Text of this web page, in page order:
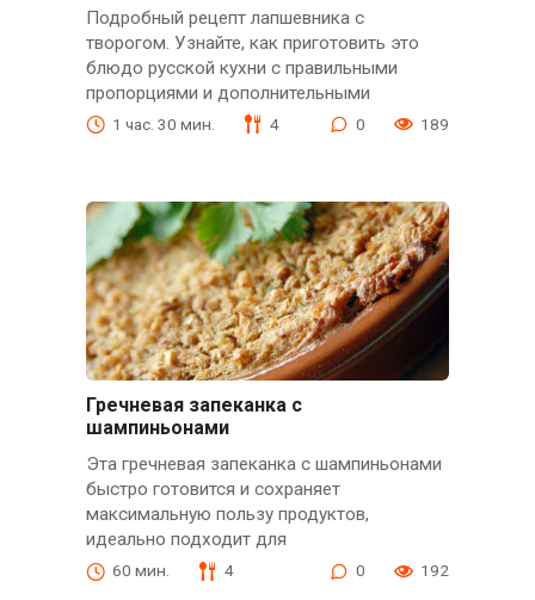
Подробный рецепт лапшевника с
творогом. Узнайте, как приготовить это
блюдо русской кухни с правильными
пропорциями и дополнительными
1 час. 30 мин. 4 0 189
Гречневая запеканка с
шампиньонами
Эта гречневая запеканка с шампиньонами
быстро готовится и сохраняет
максимальную пользу продуктов,
идеально подходит для
60 мин. 4 0 192